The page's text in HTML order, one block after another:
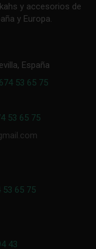
y accesorios de
y Europa.
España
674 53 65 75
53 65 75
53 65 75
43